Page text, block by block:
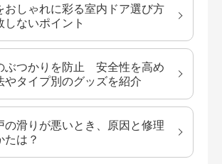
おしゃれに彩る室内ドア選び方
しないポイント
ぶつかりを防止 安全性を高め
やタイプ別のグッズを紹介
の滑りが悪いとき、原因と修理
たは？